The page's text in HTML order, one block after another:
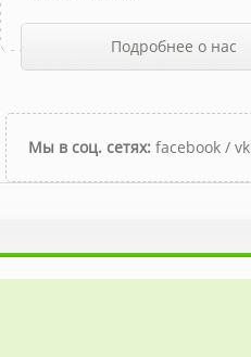
Подробнее о нас
Мы в соц. сетях: facebook / vk